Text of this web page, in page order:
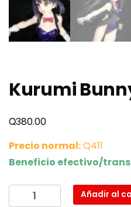
Kurumi
Q380.00
Precio normal:Q411
Beneficio efectivo/
Kurumi
Añadir al